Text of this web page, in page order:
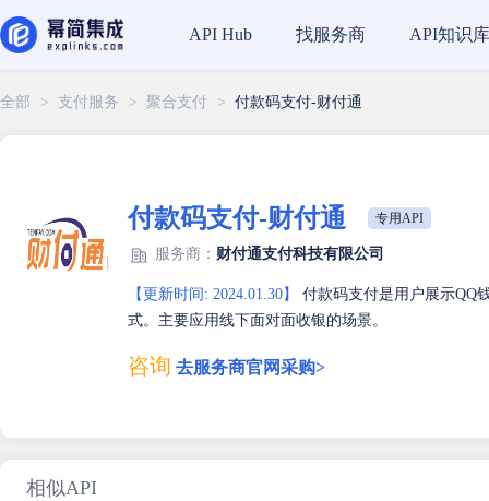
API Hub 找服务商 API知识库
全部 > 支付服务 > 聚合支付 > 付款码支付-财付通
付款码支付-财付通 专用API
服务商： 财付通支付科技有限公司
【更新时间: 2024.01.30】
付款码支付是用户展示QQ
式。主要应用线下面对面收银的场景。
咨询 去服务商官网采购>
相似API